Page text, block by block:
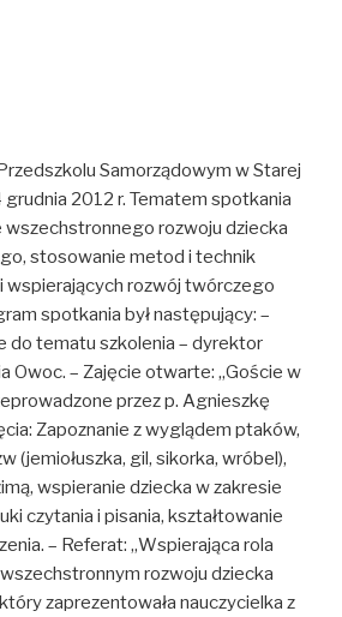
Samorządowym w Starej
grudnia 2012 r. Tematem spotkania
wszechstronnego rozwoju dziecka
stosowanie metod i technik
wspierających rozwój twórczego
spotkania był następujący: –
do tematu szkolenia – dyrektor
Owoc. – Zajęcie otwarte: „Goście w
przez p. Agnieszkę
Zapoznanie z wyglądem ptaków,
(jemiołuszka, gil, sikorka, wróbel),
wspieranie dziecka w zakresie
czytania i pisania, kształtowanie
– Referat: „Wspierająca rola
rozwoju dziecka
zaprezentowała nauczycielka z